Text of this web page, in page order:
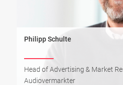
Philipp Schulte
Head of Advertising & Market
Audiovermarkter